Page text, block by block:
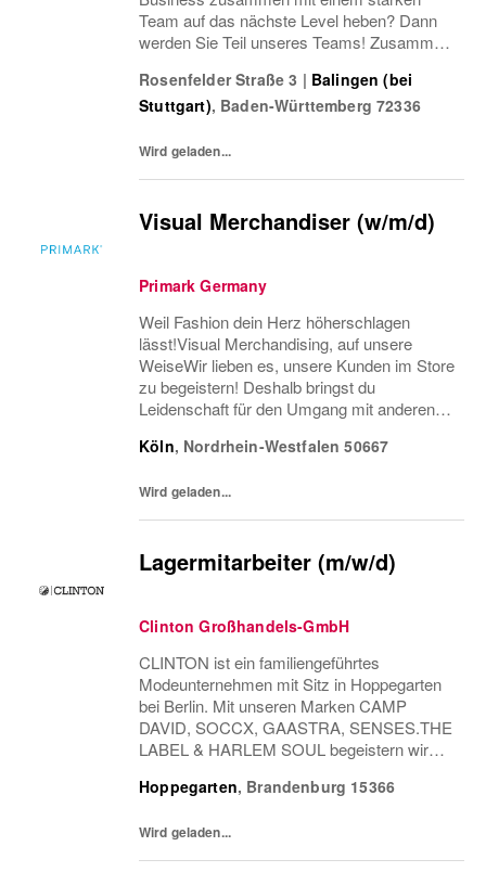
Team auf das nächste Level heben? Dann
werden Sie Teil unseres Teams! Zusammen
Servicequalität ein.
Rosenfelder Straße 3 | Balingen (bei
Stuttgart), Baden-Württemberg 72336
Wird geladen...
Visual Merchandiser (w/m/d)
Primark Germany
Weil Fashion dein Herz höherschlagen
lässt!Visual Merchandising, auf unsere
WeiseWir lieben es, unsere Kunden im Store
zu begeistern! Deshalb bringst du
Leidenschaft für den Umgang mit anderen
Fähigkeiten und viel Liebe zum Detail
Köln, Nordrhein-Westfalen 50667
Wird geladen...
Lagermitarbeiter (m/w/d)
Clinton Großhandels-GmbH
CLINTON ist ein familiengeführtes
Modeunternehmen mit Sitz in Hoppegarten
bei Berlin. Mit unseren Marken CAMP
DAVID, SOCCX, GAASTRA, SENSES.THE
LABEL & HARLEM SOUL begeistern wir
und Partner zuverlässig beliefert werden,
Hoppegarten, Brandenburg 15366
Wird geladen...